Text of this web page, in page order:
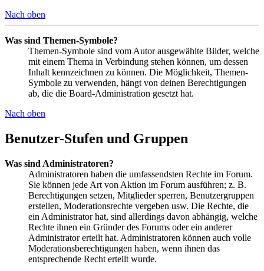
Nach oben
Was sind Themen-Symbole?
Themen-Symbole sind vom Autor ausgewählte Bilder, welche
mit einem Thema in Verbindung stehen können, um dessen
Inhalt kennzeichnen zu können. Die Möglichkeit, Themen-
Symbole zu verwenden, hängt von deinen Berechtigungen
ab, die die Board-Administration gesetzt hat.
Nach oben
Benutzer-Stufen und Gruppen
Was sind Administratoren?
Administratoren haben die umfassendsten Rechte im Forum.
Sie können jede Art von Aktion im Forum ausführen; z. B.
Berechtigungen setzen, Mitglieder sperren, Benutzergruppen
erstellen, Moderationsrechte vergeben usw. Die Rechte, die
ein Administrator hat, sind allerdings davon abhängig, welche
Rechte ihnen ein Gründer des Forums oder ein anderer
Administrator erteilt hat. Administratoren können auch volle
Moderationsberechtigungen haben, wenn ihnen das
entsprechende Recht erteilt wurde.